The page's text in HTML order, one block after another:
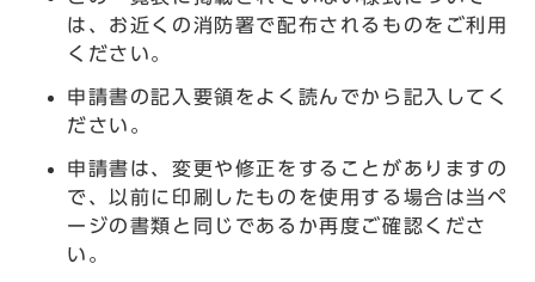
は、お近くの消防署で配布されるものをご利用
ください。
申請書の記入要領をよく読んでから記入してく
ださい。
申請書は、変更や修正をすることがありますの
で、以前に印刷したものを使用する場合は当ペ
ージの書類と同じであるか再度ご確認くださ
い。